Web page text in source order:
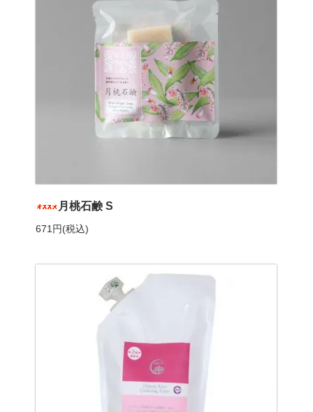
月桃石鹸 S
671円(税込)